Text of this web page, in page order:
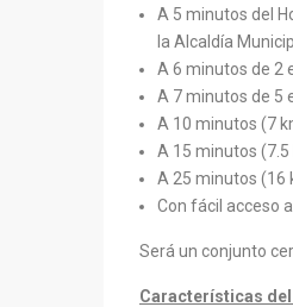
A 5 minutos del
la Alcaldía
A 6 minutos de 2
A 7 minutos de 5
A 10 minutos (7
A 15 minutos
A 25 minutos (16
Con fácil acceso
Será un conjunto
Características